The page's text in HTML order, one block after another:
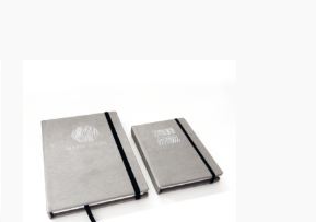
through
€16,90